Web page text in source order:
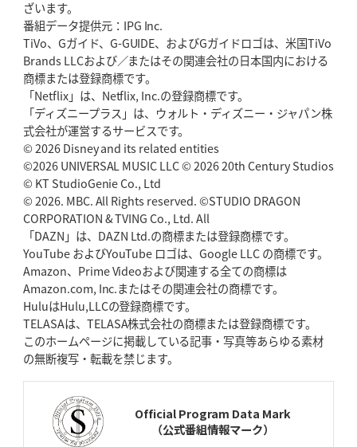
狭山RG、ライチェル海遥スタッフ入り
ッション
2026年5月14日(木)更新
神戸、1位通過の立役者レタリック
「悲運の闘将」宮地克実氏死去 熱血指導で埼玉WKの基礎築く
2026年4月30日(木)更新
BR東京、「ユニバーサルデー」の意義「特別からノーマルへ」が最終
ゴール
2026年4月23日(木)更新
元代表ラピース、今季限りで引退「クボタは10年いた自分のホーム」
2026年4月16日(木)更新
BL東京「強化拠点」を「共有財産」に新クラブハウスは「皆に開かれ
た空間」
2026年4月9日(木)更新
スティーラーズ、名門復活の足音
2026年4月2日(木)更新
ざいます。
番組データ提供元：IPG Inc.
TiVo、Gガイド、G-GUIDE、およびGガイドロゴは、米国TiVo
Brands LLCおよび／またはその関連会社の日本国内における
商標または登録商標です。
「Netflix」は、Netflix, Inc.の登録商標です。
「ディズニープラス」は、ウォルト・ディズニー・ジャパン株
式会社が運営するサービスです。
© 2026 Disney and its related entities
©2026 UNIVERSAL MUSIC LLC © 2026 20th Century Studios
© KT StudioGenie Co., Ltd
© 2026. MBC. All Rights reserved. ©STUDIO DRAGON
CORPORATION & TVING Co., Ltd. All
「DAZN」は、DAZN Ltd.の商標または登録商標です。
YouTube およびYouTube ロゴは、Google LLC の商標です。
Amazon、Prime Videoおよび関連する全ての商標は
Amazon.com, Inc.またはその関連会社の商標です。
HuluはHulu,LLCの登録商標です。
TELASAは、TELASA株式会社の商標または登録商標です。
このホームページに掲載している記事・写真等あらゆる素材
の無断複写・転載を禁じます。
Official Program Data Mark
（公式番組情報マーク）